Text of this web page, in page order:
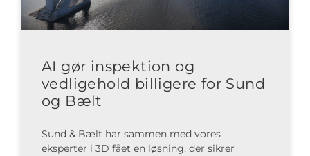
AI gør inspektion og
vedligehold billigere for Sund
og Bælt
Sund & Bælt har sammen med vores
eksperter i 3D fået en løsning, der sikrer